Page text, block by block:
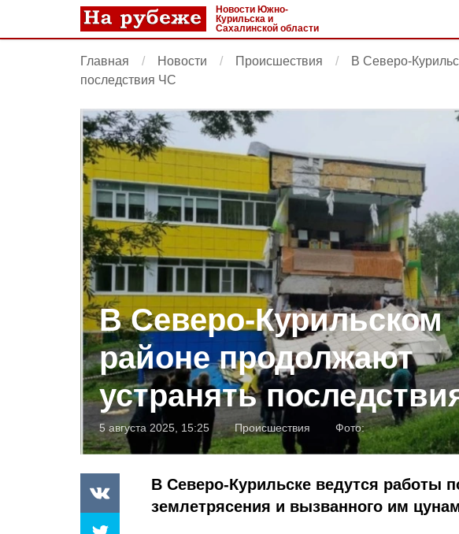
Новости Южно-
Курильска и
Сахалинской области
Главная Новости Происшествия
В Северо-
последствия ЧС
В Северо-Курильском
районе продолжают
устранять
5 августа 2025, 15:25 Происшествия Фото:
В Северо-Курильске ведутся работы
землетрясения и вызванного им